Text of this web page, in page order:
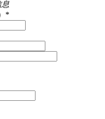
息
*